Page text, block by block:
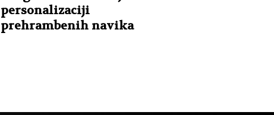
personalizaciji
prehrambenih navika